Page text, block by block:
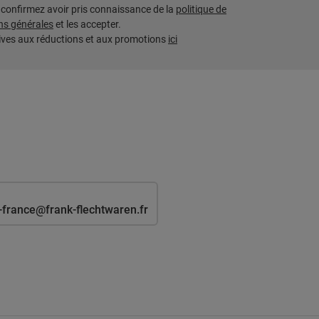
avoir pris connaissance de la politique de
généraleset les accepter.
aux réductions et aux promotions ici
flechtwaren.fr